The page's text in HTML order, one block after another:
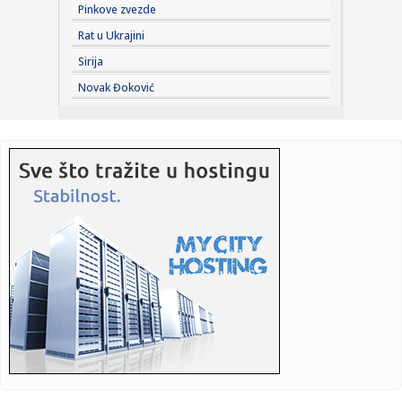
16:32:Čanak na sarajevskoj televiziji optužio vlast za veleizdaju i
16:32:Mediji: Đilas bi da rasformira RTS koji je njegova bivša
firma ...
16:31: Tanja Bošković dobitnica nagrade "Pavle Vuisić"
16:31:
Šved...
16:28:KFOR se povlači sa glavnog mosta na Ibru? Srpska lista
hitno rea...
16:27:Mojsilović obavešten o povlačenju misije s mosta na Ibru u
Kos...
16:25:Sombor: „Breakpoint Pellini“ slavio u glavnoj trci na
Gradsko...
Pinkove zvezde
Rat u Ukrajini
Sirija
Novak Đoković